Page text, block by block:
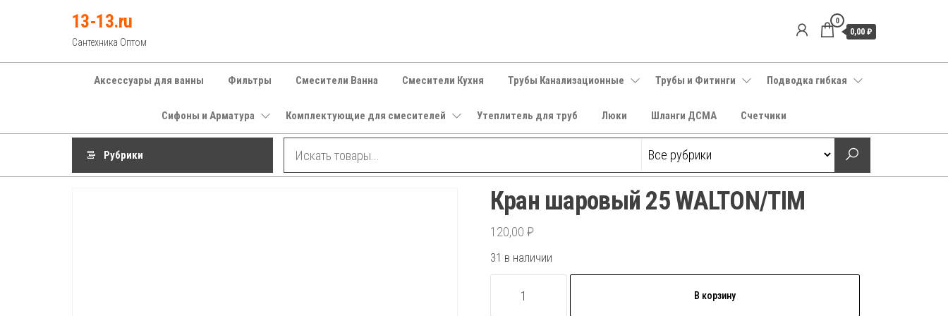
13-13.ru
Сантехника Оптом
0
0,00 ₽
Аксессуары для ванны Фильтры Смесители Ванна Смесители Кухня Трубы Канализационные Трубы и Фитинги Подводка гибкая
Сифоны и Арматура Комплектующие для смесителей Утеплитель для труб Люки Шланги ДСМА Счетчики
Рубрики
Кран шаровый 25 WALTON/TIM
120,00 ₽
31 в наличии
товара
В корзину